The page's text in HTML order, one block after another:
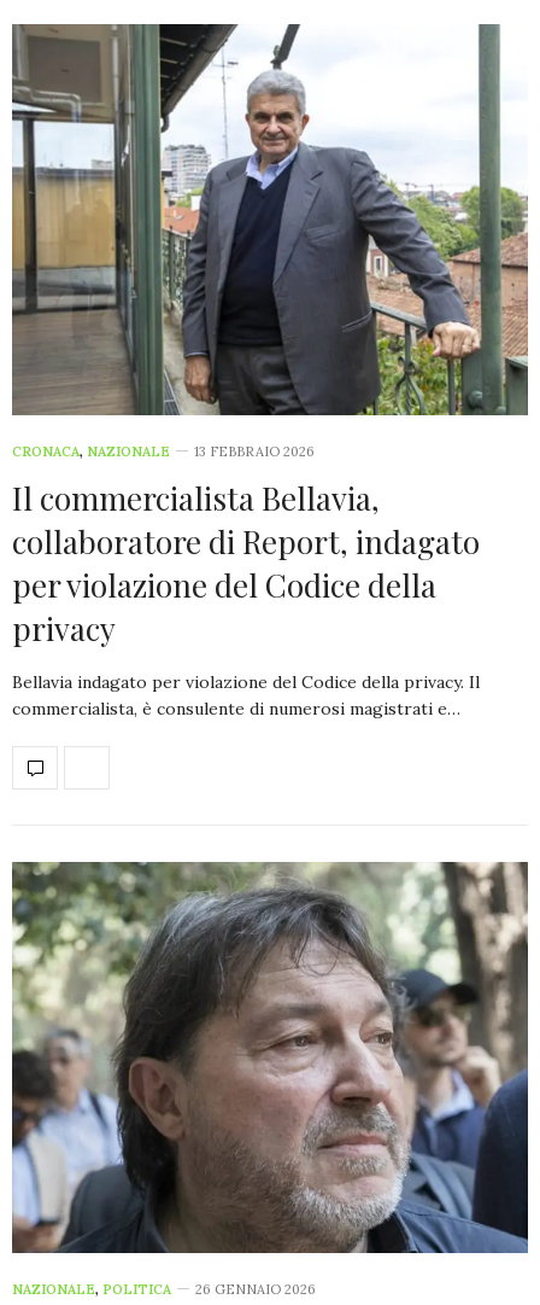
CRONACA, NAZIONALE 13 FEBBRAIO 2026
Il commercialista Bellavia,
collaboratore di Report, indagato
per violazione del Codice della
privacy
Bellavia indagato per violazione del Codice della privacy. Il
commercialista, è consulente di numerosi magistrati e…
NAZIONALE, POLITICA 26 GENNAIO 2026